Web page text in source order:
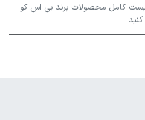
کامل محصولات برند بی اس کو